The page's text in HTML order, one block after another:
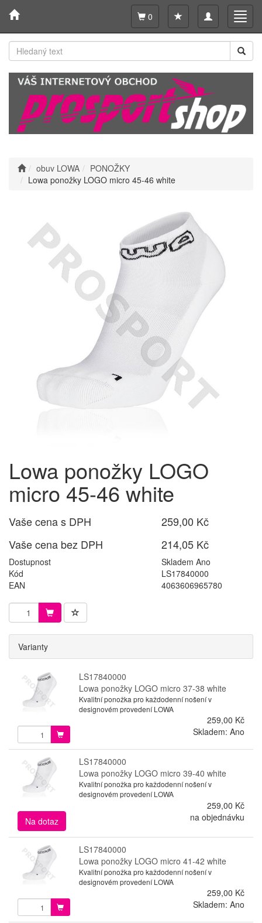
Toggle
navigation
0
obuv LOWA
PONOŽKY
Lowa ponožky LOGO micro 45-46 white
Lowa ponožky LOGO
micro 45-46 white
Vaše cena s DPH
259,00 Kč
Vaše cena bez DPH
214,05 Kč
Dostupnost
Skladem Ano
Kód
LS17840000
EAN
4063606965780
Varianty
LS17840000
Lowa ponožky LOGO micro 37-38 white
Kvalitní ponožka pro každodenní nošení v
designovém provedení LOWA
259,00 Kč
Skladem: Ano
LS17840000
Lowa ponožky LOGO micro 39-40 white
Kvalitní ponožka pro každodenní nošení v
designovém provedení LOWA
259,00 Kč
Na dotaz
na objednávku
LS17840000
Lowa ponožky LOGO micro 41-42 white
Kvalitní ponožka pro každodenní nošení v
designovém provedení LOWA
259,00 Kč
Skladem: Ano